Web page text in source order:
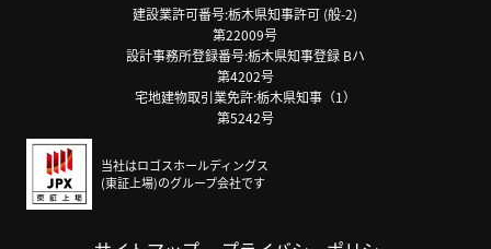
建設業許可番号:栃木県知事許可 (般-2)
第22009号
設計事務所登録番号:栃木県知事登録 Bハ
第4202号
宅地建物取引業免許:栃木県知事（1）
第5242号
当社はロゴスホールディングス
(東証上場)のグループ会社です